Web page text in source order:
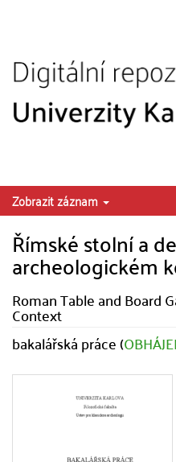
Zobrazit záznam
Římské stolní a
archeologickém
Roman Table and Board
Context
bakalářská práce (